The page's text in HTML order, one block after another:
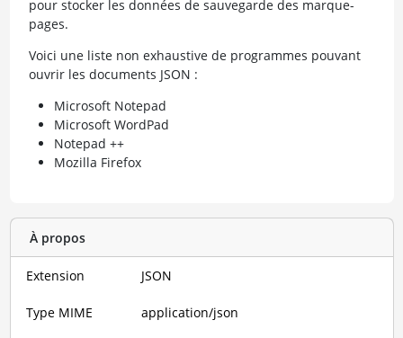
pour stocker les données de sauvegarde des marque-
pages.
Voici une liste non exhaustive de programmes pouvant
ouvrir les documents JSON :
Microsoft Notepad
Microsoft WordPad
Notepad ++
Mozilla Firefox
À propos
Extension JSON
Type MIME application/json